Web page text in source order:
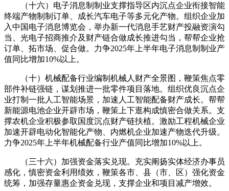
（十六）电子消息制制业支撑指导区内沉点企业衔接智能
终端产物制制订单、成长汽车电子等多元化产物。组织企业加
入中国电子消息博览会，举办新一代消息手艺财产投融资演勾
当、光电子招商推介及财产链合做成长推进勾当，帮帮企业抢
订单、拓市场、促合做。力争2025年上半年电子消息制制业产
值同比增加10%以上。
（十）机械配备行业编制机械人财产全景图，鞭策焦点零
部件补链强链，谋划推进一批零件项目落地。组织优良沉点企
业打制一批人工智能场景，加速人工智能配备财产成长。帮帮
新能源电池企业开辟市场，鞭策上下逛构成慎密合做关系。支
撑农机企业积极参取国度沉点财产链扶植。激励工程机械企业
加速开辟电动化智能化产物、内燃机企业加速产物迭代升级。
力争2025年上半年机械配备行业产值同比增加10%以上。
（三十六）加强资金落实兑现。充实阐扬实体经济办事员
感化，慎密资金利用绩效，鞭策各市、县（市、区）强化资金
统筹，加强存量惠企资金兑现，支撑企业和项目减产增效。